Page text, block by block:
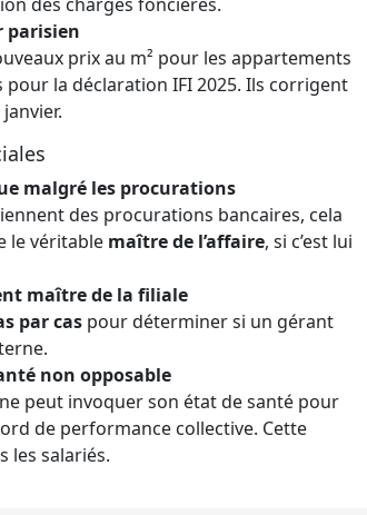
parisien
prix au m² pour les appartements
pour la déclaration IFI 2025. Ils corrigent
malgré les procurations
des procurations bancaires, cela
le véritable maître de l’affaire, si c’est lui
maître de la filiale
par cas pour déterminer si un gérant
non opposable
peut invoquer son état de santé pour
de performance collective. Cette
les salariés.